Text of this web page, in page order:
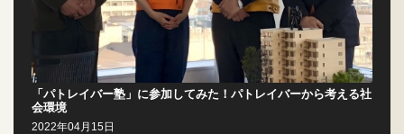
「パトレイバー塾」に参加してみた！パトレイバーから考える社
会環境
2022年04月15日